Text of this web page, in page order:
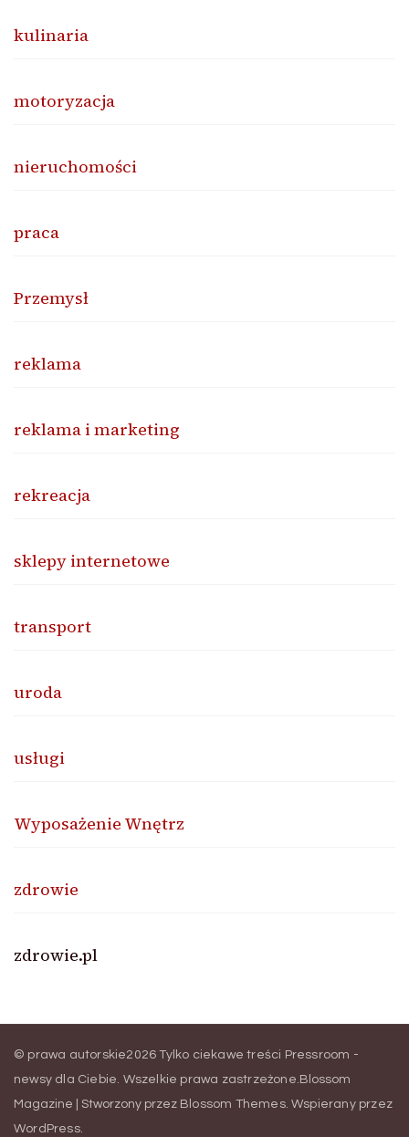
kulinaria
motoryzacja
nieruchomości
praca
Przemysł
reklama
reklama i marketing
rekreacja
sklepy internetowe
transport
uroda
usługi
Wyposażenie Wnętrz
zdrowie
zdrowie.pl
© prawa autorskie2026Tylko ciekawe treści Pressroom -
newsy dla Ciebie. Wszelkie prawa zastrzeżone. Blossom
Magazine | Stworzony przez Blossom Themes. Wspierany przez
WordPress.